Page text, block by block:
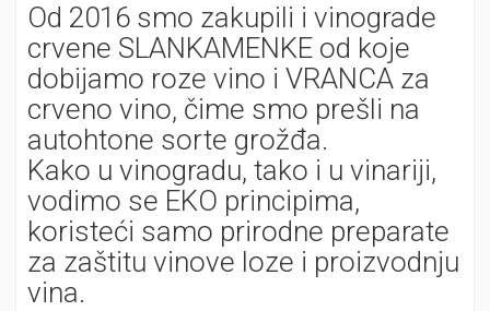
Od 2016 smo zakupili i vinograde
crvene SLANKAMENKE od koje
dobijamo roze vino i VRANCA za
crveno vino, čime smo prešli na
autohtone sorte grožđa.
Kako u vinogradu, tako i u vinariji,
vodimo se EKO principima,
koristeći samo prirodne preparate
za zaštitu vinove loze i proizvodnju
vina.